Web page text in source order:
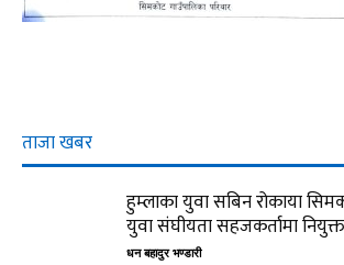
ताजा खबर
हुम्लाका युवा सबिन रोकाया
युवा संघीयता सहजकर्तामा नियुक्त
धन बहादुर भण्डारी